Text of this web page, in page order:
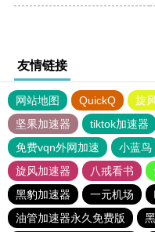
友情链接
网站地图 QuickQ 旋
坚果加速器
tiktok加速器
免费vqn外网加速
小蓝鸟
旋风加速器
八戒看书
黑豹加速器
一元机场
油管加速器永久免费版